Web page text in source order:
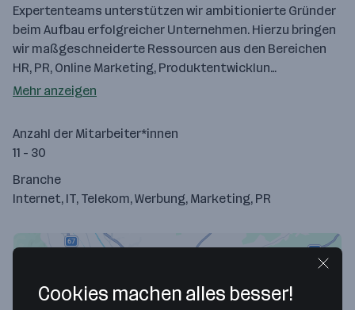
Expertenteams unterstützen wir ambitionierte Gründer
beim Aufbau erfolgreicher Unternehmen. Hierzu bringen
wir maßgeschneiderte Ressourcen aus den Bereichen
HR, PR, Online Marketing, Produktentwicklun…
Mehr anzeigen
Anzahl der Mitarbeiter*innen
11 - 30
Branche
Internet, IT, Telekom, Werbung, Marketing, PR
Cookies machen alles besser!